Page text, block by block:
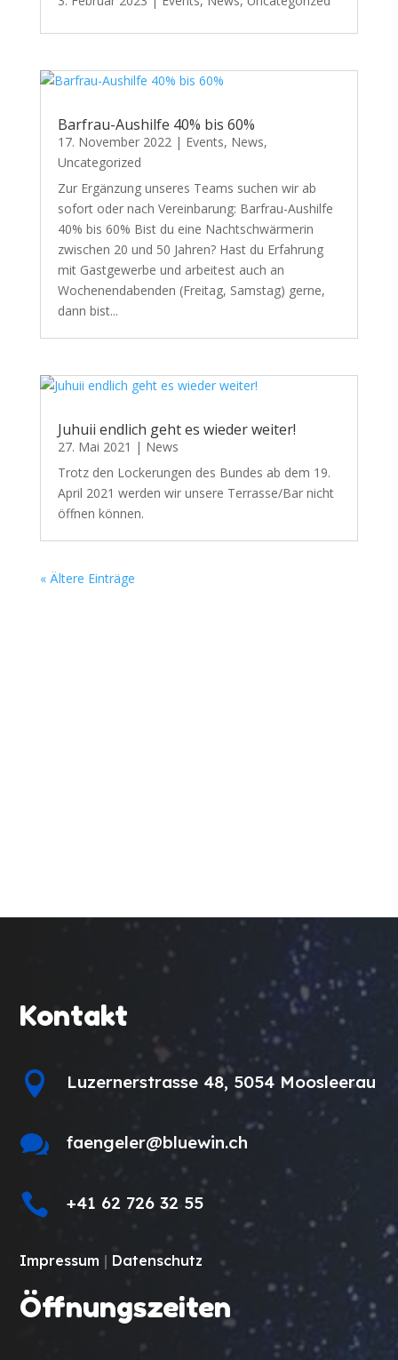
Barfrau-Aushilfe 40% bis 60%
17. November 2022| Events, News,
Uncategorized
Zur Ergänzung unseres Teams suchen wir ab
sofort oder nach Vereinbarung: Barfrau-Aushilfe
40% bis 60% Bist du eine Nachtschwärmerin
zwischen 20 und 50 Jahren? Hast du Erfahrung
mit Gastgewerbe und arbeitest auch an
Wochenendabenden (Freitag, Samstag) gerne,
dann bist...
Juhuii endlich geht es wieder weiter!
27. Mai 2021 | News
Trotz den Lockerungen des Bundes ab dem 19.
April 2021 werden wir unsere Terrasse/Bar nicht
öffnen können.
« Ältere Einträge
Kontakt
 Luzernerstrasse 48, 5054 Moosleerau
 faengeler@bluewin.ch
 +41 62 726 32 55
Impressum | Datenschutz
Öffnungszeiten